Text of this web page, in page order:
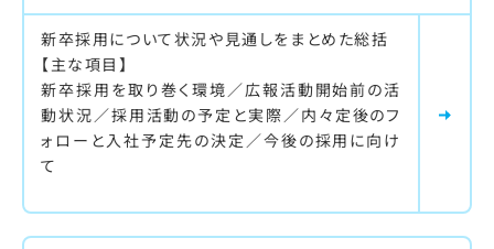
新卒採用について状況や見通しをまとめた総括
【主な項目】
新卒採用を取り巻く環境／広報活動開始前の活
動状況／採用活動の予定と実際／内々定後のフ
ォローと入社予定先の決定／今後の採用に向け
て